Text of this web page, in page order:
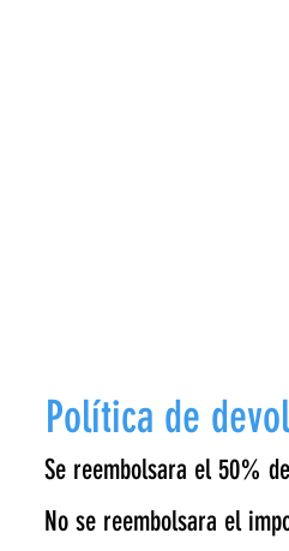
Política de
Se reembolsara el 50%
No se reembolsara el